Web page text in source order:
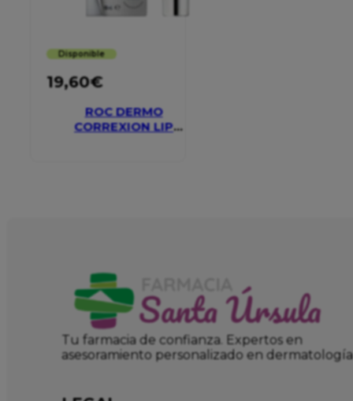
Disponible
19,60€
ROC DERMO
CORREXION LIP
Tu farmacia de confianza. Expertos en
asesoramiento personalizado en dermatología